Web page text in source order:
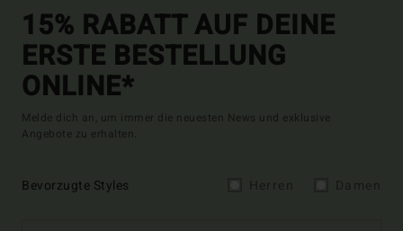
15% RABATT AUF DEINE
ERSTE BESTELLUNG
ONLINE*
Melde dich an, um immer die neuesten News und exklusive
Angebote zu erhalten.
Bevorzugte Styles